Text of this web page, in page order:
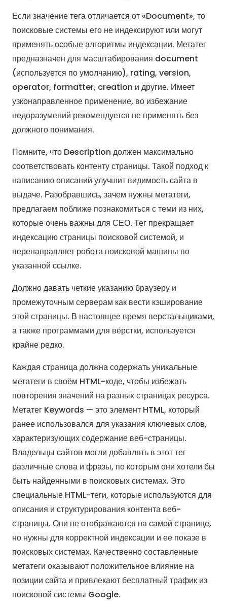
Если значение тега отличается от «Document», то
поисковые системы его не индексируют или могут
применять особые алгоритмы индексации. Метатег
предназначен для масштабирования document
(используется по умолчанию), rating, version,
operator, formatter, creation и другие. Имеет
узконаправленное применение, во избежание
недоразумений рекомендуется не применять без
должного понимания.
Помните, что Description должен максимально
соответствовать контенту страницы. Такой подход к
написанию описаний улучшит видимость сайта в
выдаче. Разобравшись, зачем нужны метатеги,
предлагаем поближе познакомиться с теми из них,
которые очень важны для СЕО. Тег прекращает
индексацию страницы поисковой системой, и
перенаправляет робота поисковой машины по
указанной ссылке.
Должно давать четкие указанию браузеру и
промежуточным серверам как вести кэширование
этой страницы. В настоящее время верстальщиками,
а также программами для вёрстки, используется
крайне редко.
Каждая страница должна содержать уникальные
метатеги в своём HTML-коде, чтобы избежать
повторения значений на разных страницах ресурса.
Метатег Keywords — это элемент HTML, который
ранее использовался для указания ключевых слов,
характеризующих содержание веб-страницы.
Владельцы сайтов могли добавлять в этот тег
различные слова и фразы, по которым они хотели бы
быть найденными в поисковых системах. Это
специальные HTML-теги, которые используются для
описания и структурирования контента веб-
страницы. Они не отображаются на самой странице,
но нужны для корректной индексации и ее показе в
поисковых системах. Качественно составленные
метатеги оказывают положительное влияние на
позиции сайта и привлекают бесплатный трафик из
поисковой системы Google.